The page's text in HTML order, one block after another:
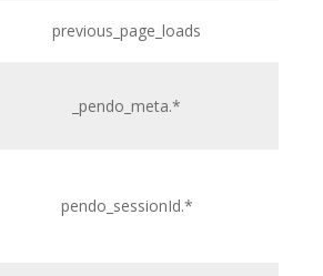
previous_page_loads
_pendo_meta.*
pendo_sessionId.*